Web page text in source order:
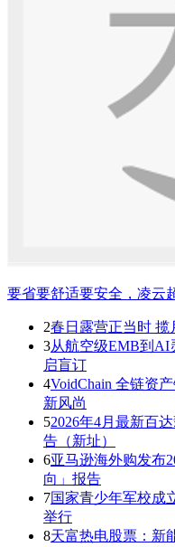
要省要舒适要安全，凌云
2春日露营正当时 揽
3从航空级EMB到AI
启盲订
4VoidChain 全链资
新风尚
52026年4月最新百
告（新址）
6亚马逊海外购发布
向」报告
7国家青少年军校成
举行
8天富热电股票：新